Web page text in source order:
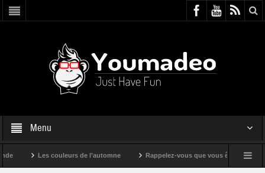
Menu
Les couleurs de l’automne Rappelez-vous que vous êtes super !